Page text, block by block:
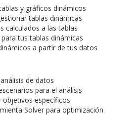
y gráficos dinámicos
tablas dinámicas
calculados a las tablas
tus tablas dinámicas
a partir de tus datos
de datos
para el análisis
objetivos específicos
Solver para optimización